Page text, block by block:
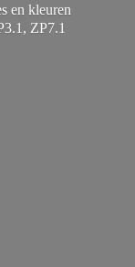
en kleuren
ZP7.1